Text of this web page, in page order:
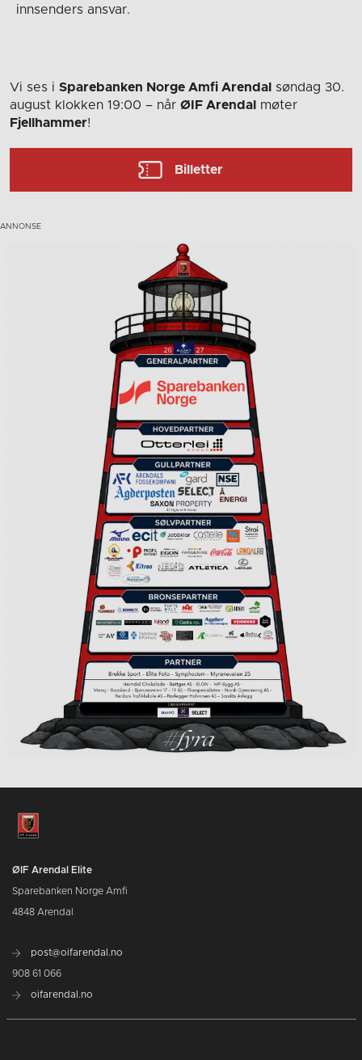
innsenders ansvar.
Vi ses i Sparebanken Norge Amfi Arendal
søndag 30.
august klokken 19:00 – når ØIF Arendal
møter
Fjellhammer!
Billetter
ØIF Arendal Elite
Sparebanken Norge Amfi
4848 Arendal
post@oifarendal.no
908 61 066
oifarendal.no